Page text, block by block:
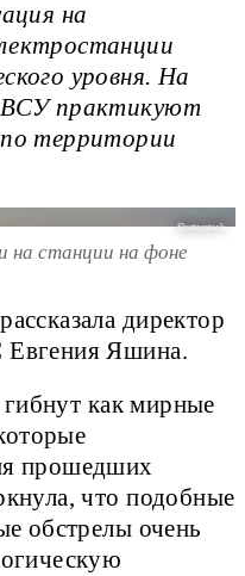
на
уровня. На
практикуют
территории
Shutterstock
на станции на фоне
директор
Яшина.
гибнут как мирные
прошедших
что подобные
обстрелы очень